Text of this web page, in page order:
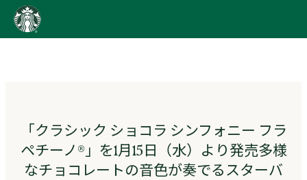
content
Go
ス
「クラシック ショコラ シンフォニー フラ
ペチーノ®」を1月15日（水）より発売多様
なチョコレートの音色が奏でるスターバ